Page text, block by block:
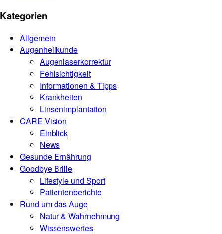
Kategorien
Allgemein
Augenheilkunde
Augenlaserkorrektur
Fehlsichtigkeit
Informationen & Tipps
Krankheiten
Linsenimplantation
CARE Vision
Einblick
News
Gesunde Ernährung
Goodbye Brille
Lifestyle und Sport
Patientenberichte
Rund um das Auge
Natur & Wahrnehmung
Wissenswertes